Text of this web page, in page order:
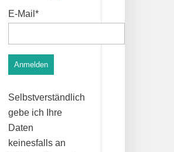
E-Mail*
Anmelden
Selbstverständlich
gebe ich Ihre
Daten
keinesfalls an